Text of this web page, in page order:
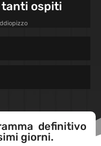
tanti ospiti
definitivo
giorni.